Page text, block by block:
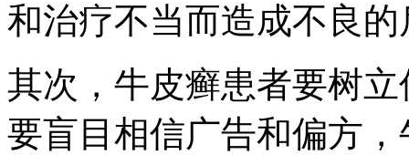
和治疗不当而造成不良的
其次，牛皮癣患者要树
要盲目相信广告和偏方